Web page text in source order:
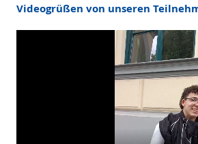
Videogrüßen von unseren